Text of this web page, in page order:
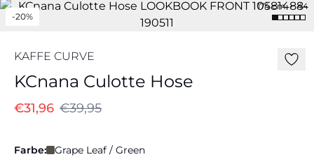
174 cm • 44
-20%
KAFFE CURVE
KCnana Culotte Hose
€31,96 €39,95
Farbe: Grape Leaf / Green